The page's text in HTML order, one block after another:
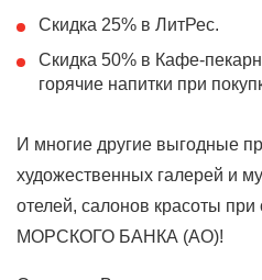
Скидка 25% в ЛитРес.
Скидка 50% в Кафе-
горячие напитки при
И многие другие выгодные
художественных галерей и
отелей, салонов красоты при
МОРСКОГО БАНКА (АО)!